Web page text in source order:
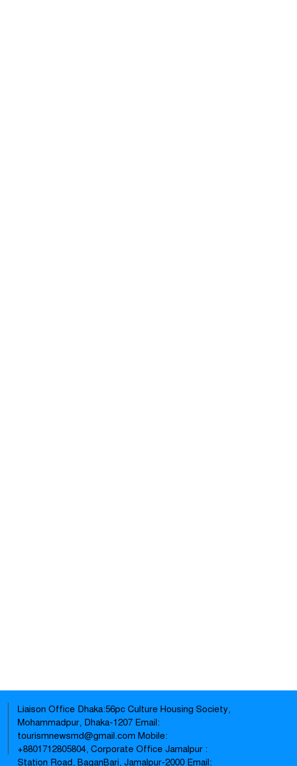
Liaison Office Dhaka:56pc Culture Housing Society,
Mohammadpur, Dhaka-1207 Email:
tourismnewsmd@gmail.com Mobile:
‪+8801712805804‬, Corporate Office Jamalpur :
Station Road, BaganBari, Jamalpur-2000 Email: